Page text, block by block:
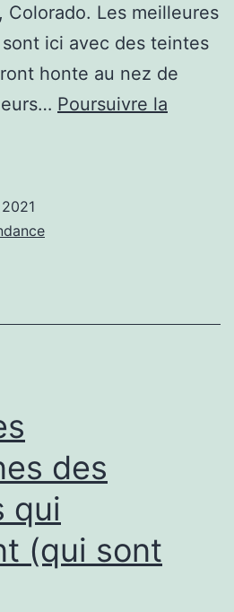
Colorado. Les meilleures
ici avec des teintes
honte au nez de
Poursuivre la
des
qui
(qui sont